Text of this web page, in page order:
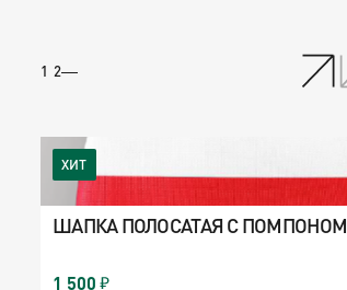
1 /2
ХИТ
ШАПКА ПОЛОСАТАЯ С ПОМПОНОМ
1 500